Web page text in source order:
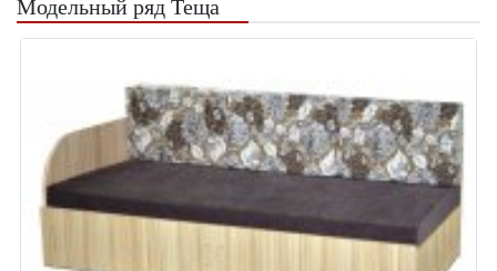
Модельный ряд Теща